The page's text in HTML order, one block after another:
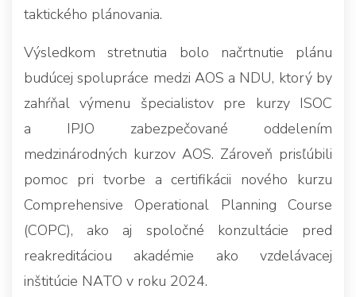
taktického plánovania.
Výsledkom stretnutia bolo načrtnutie plánu
budúcej spolupráce medzi AOS a NDU, ktorý by
zahŕňal výmenu špecialistov pre kurzy ISOC
a IPJO zabezpečované oddelením
medzinárodných kurzov AOS. Zároveň prisľúbili
pomoc pri tvorbe a certifikácii nového kurzu
Comprehensive Operational Planning Course
(COPC), ako aj spoločné konzultácie pred
reakreditáciou akadémie ako vzdelávacej
inštitúcie NATO v roku 2024.